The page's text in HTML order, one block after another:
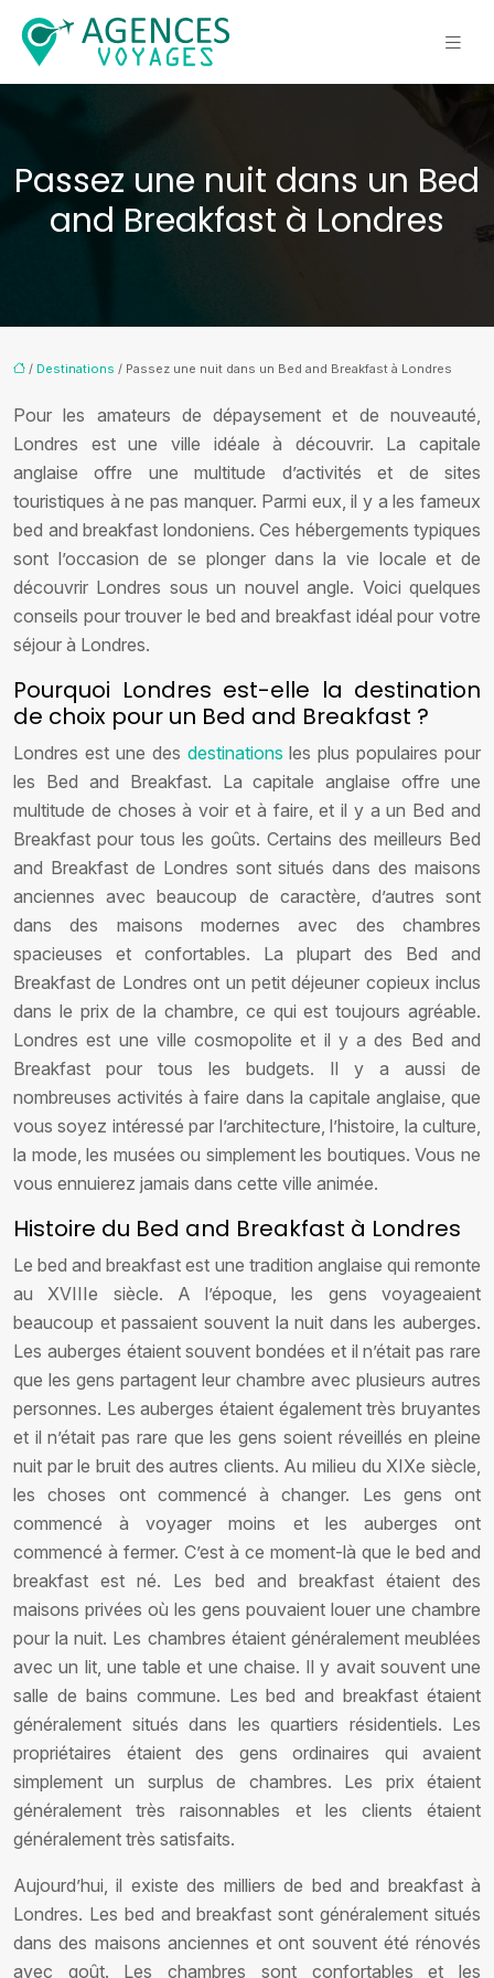
Passez une nuit dans un Bed
and Breakfast à Londres
/ Destinations / Passez une nuit dans un Bed and Breakfast à Londres
Pour les amateurs de dépaysement et de nouveauté,
Londres est une ville idéale à découvrir. La capitale
anglaise offre une multitude d’activités et de sites
touristiques à ne pas manquer. Parmi eux, il y a les fameux
bed and breakfast londoniens. Ces hébergements typiques
sont l’occasion de se plonger dans la vie locale et de
découvrir Londres sous un nouvel angle. Voici quelques
conseils pour trouver le bed and breakfast idéal pour votre
séjour à Londres.
Pourquoi Londres est-elle la destination
de choix pour un Bed and Breakfast ?
Londres est une des destinations les plus populaires pour
les Bed and Breakfast. La capitale anglaise offre une
multitude de choses à voir et à faire, et il y a un Bed and
Breakfast pour tous les goûts. Certains des meilleurs Bed
and Breakfast de Londres sont situés dans des maisons
anciennes avec beaucoup de caractère, d’autres sont
dans des maisons modernes avec des chambres
spacieuses et confortables. La plupart des Bed and
Breakfast de Londres ont un petit déjeuner copieux inclus
dans le prix de la chambre, ce qui est toujours agréable.
Londres est une ville cosmopolite et il y a des Bed and
Breakfast pour tous les budgets. Il y a aussi de
nombreuses activités à faire dans la capitale anglaise, que
vous soyez intéressé par l’architecture, l’histoire, la culture,
la mode, les musées ou simplement les boutiques. Vous ne
vous ennuierez jamais dans cette ville animée.
Histoire du Bed and Breakfast à Londres
Le bed and breakfast est une tradition anglaise qui remonte
au XVIIIe siècle. A l’époque, les gens voyageaient
beaucoup et passaient souvent la nuit dans les auberges.
Les auberges étaient souvent bondées et il n’était pas rare
que les gens partagent leur chambre avec plusieurs autres
personnes. Les auberges étaient également très bruyantes
et il n’était pas rare que les gens soient réveillés en pleine
nuit par le bruit des autres clients. Au milieu du XIXe siècle,
les choses ont commencé à changer. Les gens ont
commencé à voyager moins et les auberges ont
commencé à fermer. C’est à ce moment-là que le bed and
breakfast est né. Les bed and breakfast étaient des
maisons privées où les gens pouvaient louer une chambre
pour la nuit. Les chambres étaient généralement meublées
avec un lit, une table et une chaise. Il y avait souvent une
salle de bains commune. Les bed and breakfast étaient
généralement situés dans les quartiers résidentiels. Les
propriétaires étaient des gens ordinaires qui avaient
simplement un surplus de chambres. Les prix étaient
généralement très raisonnables et les clients étaient
généralement très satisfaits.
Aujourd’hui, il existe des milliers de bed and breakfast à
Londres. Les bed and breakfast sont généralement situés
dans des maisons anciennes et ont souvent été rénovés
avec goût. Les chambres sont confortables et les